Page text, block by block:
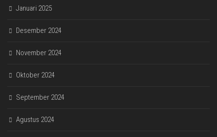
Januari 2025
Desember 2024
November 2024
Oktober 2024
September 2024
Agustus 2024